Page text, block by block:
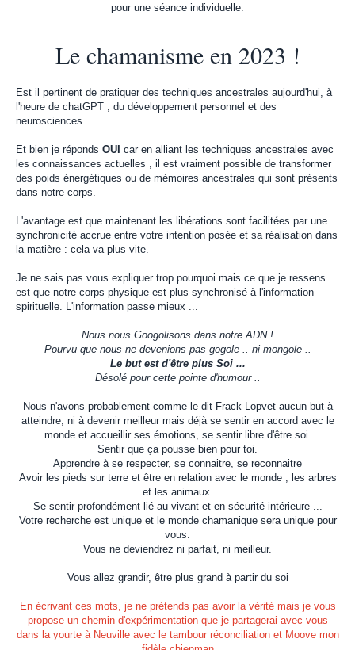
pour une séance individuelle.
Le chamanisme en 2023 !
Est il pertinent de pratiquer des techniques ancestrales aujourd'hui, à
l'heure de chatGPT , du développement personnel et des
neurosciences ..
Et bien je réponds OUI car en alliant les techniques ancestrales avec
les connaissances actuelles , il est vraiment possible de transformer
des poids énergétiques ou de mémoires ancestrales qui sont présents
dans notre corps.
L'avantage est que maintenant les libérations sont facilitées par une
synchronicité accrue entre votre intention posée et sa réalisation dans
la matière : cela va plus vite.
Je ne sais pas vous expliquer trop pourquoi mais ce que je ressens
est que notre corps physique est plus synchronisé à l'information
spirituelle. L'information passe mieux ...
Nous nous Googolisons dans notre ADN !
Pourvu que nous ne devenions pas gogole .. ni mongole ..
Le but est d'être plus Soi ...
Désolé pour cette pointe d'humour ..
Nous n'avons probablement comme le dit Frack Lopvet aucun but à
atteindre, ni à devenir meilleur mais déjà se sentir en accord avec le
monde et accueillir ses émotions, se sentir libre d'être soi.
Sentir que ça pousse bien pour toi.
Apprendre à se respecter, se connaitre, se reconnaitre
Avoir les pieds sur terre et être en relation avec le monde , les arbres
et les animaux.
Se sentir profondément lié au vivant et en sécurité intérieure ...
Votre recherche est unique et le monde chamanique sera unique pour
vous.
Vous ne deviendrez ni parfait, ni meilleur.
Vous allez grandir, être plus grand à partir du soi
En écrivant ces mots, je ne prétends pas avoir la vérité mais je vous
propose un chemin d'expérimentation que je partagerai avec vous
dans la yourte à Neuville avec le tambour réconciliation et Moove mon